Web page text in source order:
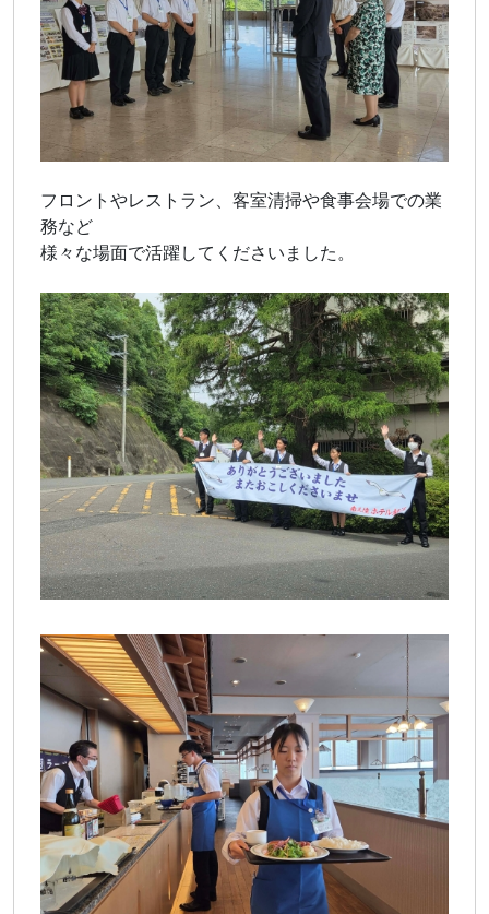
フロントやレストラン、客室清掃や食事会場での業
務など
様々な場面で活躍してくださいました。